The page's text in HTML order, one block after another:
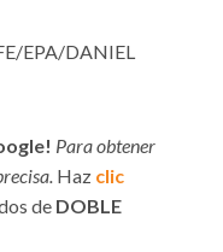
EPA/DANIEL
Para obtener
Haz clic
de DOBLE